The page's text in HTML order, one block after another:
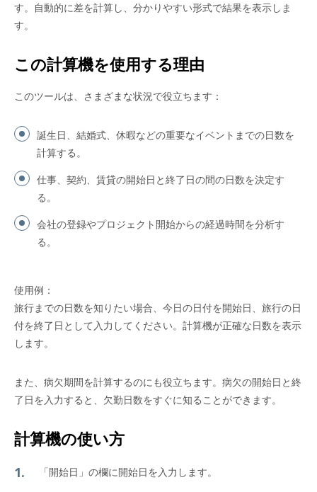
す。自動的に差を計算し、分かりやすい形式で結果を表示しま
す。
この計算機を使用する理由
このツールは、さまざまな状況で役立ちます：
誕生日、結婚式、休暇などの重要なイベントまでの日数を
計算する。
仕事、契約、賃貸の開始日と終了日の間の日数を決定す
る。
会社の登録やプロジェクト開始からの経過時間を分析す
る。
使用例：
旅行までの日数を知りたい場合、今日の日付を開始日、旅行の日
付を終了日として入力してください。計算機が正確な日数を表示
します。
また、病欠期間を計算するのにも役立ちます。病欠の開始日と終
了日を入力すると、欠勤日数をすぐに知ることができます。
計算機の使い方
「開始日」の欄に開始日を入力します。